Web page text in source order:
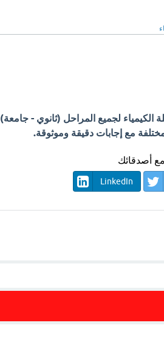
لجميع المراحل (ثانوي - جامعة)
مع إجابات دقيقة وموثوقة.
أصدقائك
LinkedIn